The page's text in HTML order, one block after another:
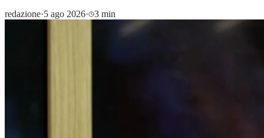
redazione·5 ago 2026· 3 min